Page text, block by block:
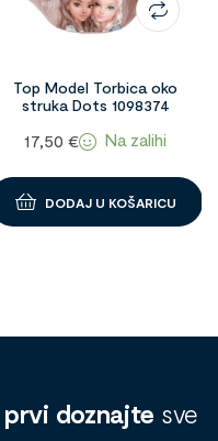
Top Model Torbica oko
struka Dots 1098374
17,50 € Na zalihi
DODAJ U KOŠARICU
prvi doznajte sve